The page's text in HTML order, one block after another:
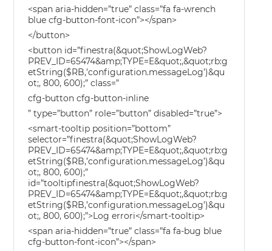
<span aria-hidden=”true” class=”fa fa-wrench
blue cfg-button-font-icon”></span>
</button>
<button id=”finestra(&quot;ShowLogWeb?
PREV_ID=65474&amp;TYPE=E&quot;,&quot;rb:g
etString($RB,’configuration.messageLog’)&qu
ot;, 800, 600);” class=”
cfg-button cfg-button-inline
” type=”button” role=”button” disabled=”true”>
<smart-tooltip position=”bottom”
selector=”finestra(&quot;ShowLogWeb?
PREV_ID=65474&amp;TYPE=E&quot;,&quot;rb:g
etString($RB,’configuration.messageLog’)&qu
ot;, 800, 600);”
id=”tooltipfinestra(&quot;ShowLogWeb?
PREV_ID=65474&amp;TYPE=E&quot;,&quot;rb:g
etString($RB,’configuration.messageLog’)&qu
ot;, 800, 600);”>Log errori</smart-tooltip>
<span aria-hidden=”true” class=”fa fa-bug blue
cfg-button-font-icon”></span>